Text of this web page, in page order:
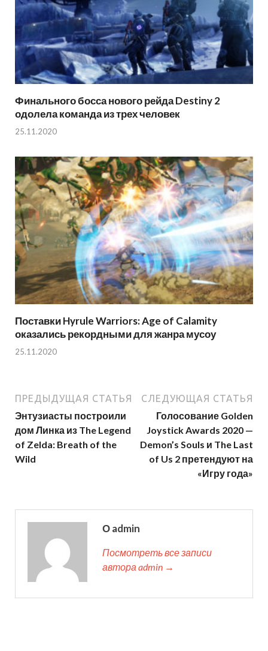
Финального босса нового рейда Destiny 2
одолела команда из трех человек
25.11.2020
Поставки Hyrule Warriors: Age of Calamity
оказались рекордными для жанра мусоу
25.11.2020
ПРЕДЫДУЩАЯ СТАТЬЯ
Энтузиасты построили
дом Линка из The Legend
of Zelda: Breath of the
Wild
СЛЕДУЮЩАЯ СТАТЬЯ
Голосование Golden
Joystick Awards 2020 —
Demon’s Souls и The Last
of Us 2 претендуют на
«Игру года»
О admin
Посмотреть все записи
автора admin →